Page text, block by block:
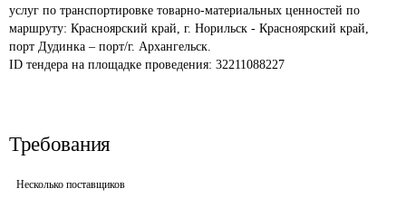
услуг по транспортировке товарно-материальных ценностей по
маршруту: Красноярский край, г. Норильск - Красноярский край,
порт Дудинка – порт/г. Архангельск.
ID тендера на площадке проведения: 32211088227
Требования
Несколько поставщиков